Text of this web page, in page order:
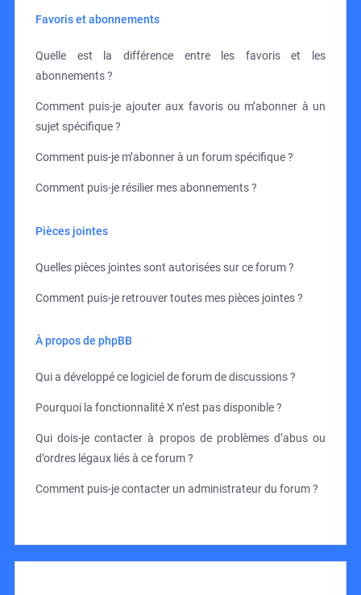
Favoris et abonnements
Quelle est la différence entre les favoris et les
abonnements ?
Comment puis-je ajouter aux favoris ou m’abonner à un
sujet spécifique ?
Comment puis-je m’abonner à un forum spécifique ?
Comment puis-je résilier mes abonnements ?
Pièces jointes
Quelles pièces jointes sont autorisées sur ce forum ?
Comment puis-je retrouver toutes mes pièces jointes ?
À propos de phpBB
Qui a développé ce logiciel de forum de discussions ?
Pourquoi la fonctionnalité X n’est pas disponible ?
Qui dois-je contacter à propos de problèmes d’abus ou
d’ordres légaux liés à ce forum ?
Comment puis-je contacter un administrateur du forum ?